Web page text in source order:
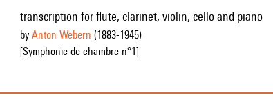
transcription for flute, clarinet, violin, cello and piano
by Anton Webern (1883-1945)
[Symphonie de chambre n°1]